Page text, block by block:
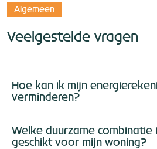
Algemeen
Veelgestelde vragen
Hoe kan ik mijn
verminderen?
Welke duurzame combinatie
geschikt voor mijn woning?